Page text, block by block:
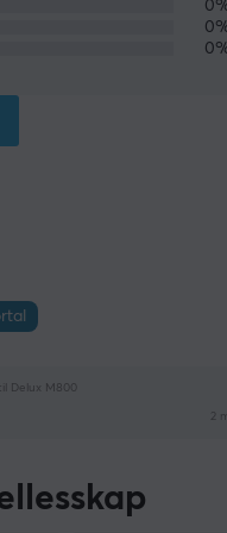
Delux M800
2